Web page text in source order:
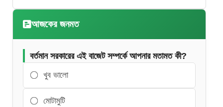
আজকের জনমত
বর্তমান সরকারের এই বাজেট সম্পর্কে আপনার মতামত কী?
খুব ভালো
মোটামুটি